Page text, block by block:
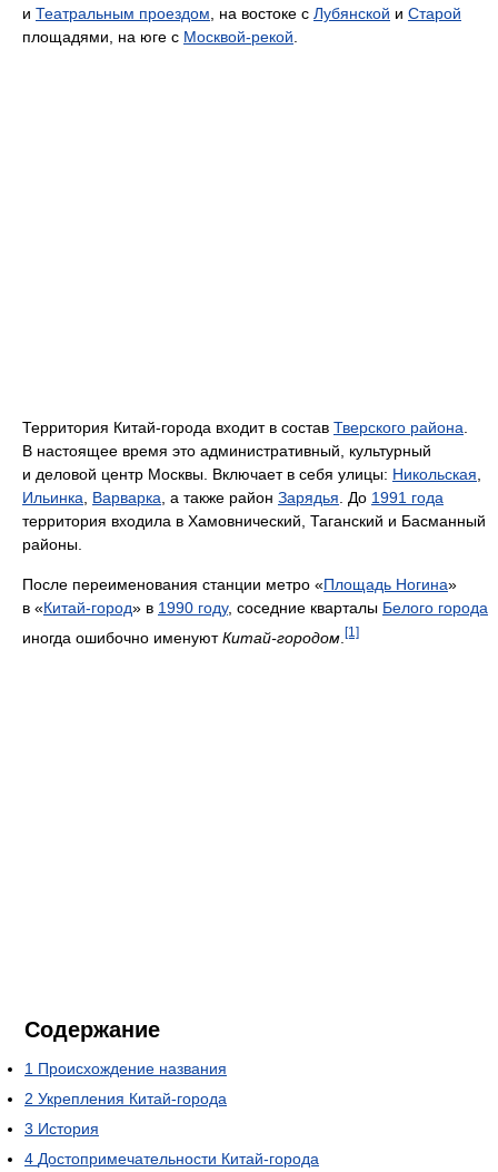
и Театральным проездом , на востоке с Лубянской и Старой
площадями, на юге с Москвой-рекой
Территория Китай-города входит в состав Тверского района
В настоящее время это административный, культурный
и деловой центр Москвы. Включает в себя улицы: Никольская
Ильинка
Варварка , а также район Зарядья . До 1991 года
территория входила в Хамовнический, Таганский и Басманный
районы.
После переименования станции метро «Площадь Ногина»
в «Китай-город» в 1990 году, соседние кварталы Белого города
иногда ошибочно именуютКитай-городом [1]
Содержание
1 Происхождение названия
2 Укрепления Китай-города
3 История
4 Достопримечательности Китай-города